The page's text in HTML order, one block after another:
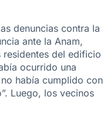
denuncias contra la
ante la Anam,
del edificio
ocurrido una
había cumplido con
Luego, los vecinos